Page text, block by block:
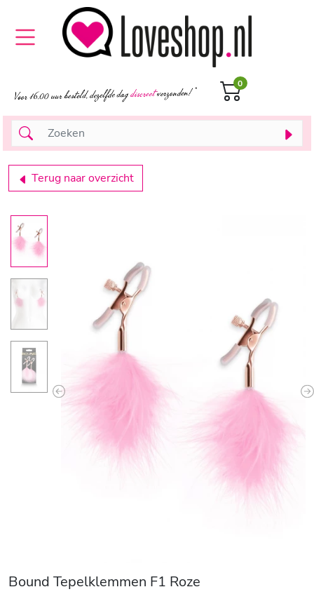
0
Terug naar overzicht
Previous
Bound Tepelklemmen F1 Roze